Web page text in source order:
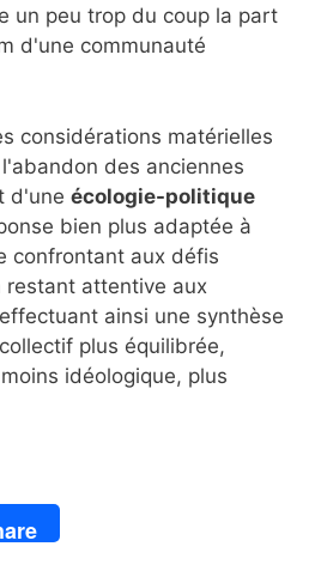
un peu trop du coup la part
d'une communauté
considérations matérielles
des anciennes
d'une écologie-politique
bien plus adaptée à
confrontant aux défis
restant attentive aux
ainsi une synthèse
plus équilibrée,
idéologique, plus